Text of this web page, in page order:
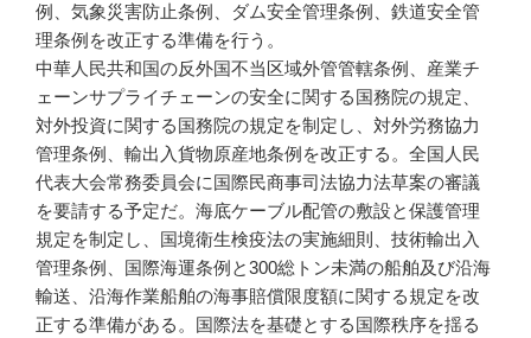
例、気象災害防止条例、ダム安全管理条例、鉄道安全管
理条例を改正する準備を行う。
中華人民共和国の反外国不当区域外管管轄条例、産業チ
ェーンサプライチェーンの安全に関する国務院の規定、
対外投資に関する国務院の規定を制定し、対外労務協力
管理条例、輸出入貨物原産地条例を改正する。全国人民
代表大会常務委員会に国際民商事司法協力法草案の審議
を要請する予定だ。海底ケーブル配管の敷設と保護管理
規定を制定し、国境衛生検疫法の実施細則、技術輸出入
管理条例、国際海運条例と300総トン未満の船舶及び沿海
輸送、沿海作業船舶の海事賠償限度額に関する規定を改
正する準備がある。国際法を基礎とする国際秩序を揺る